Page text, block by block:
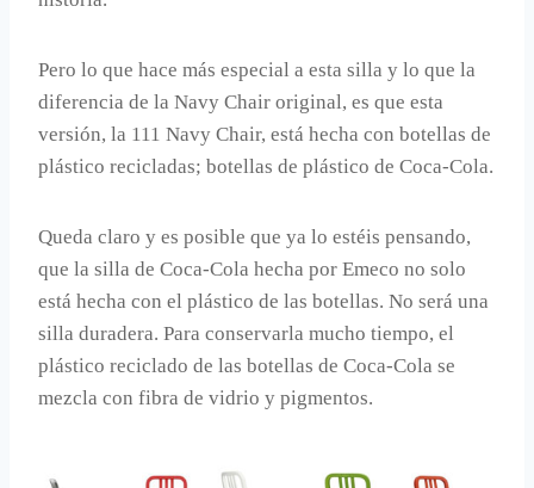
Pero lo que hace más especial a esta silla y lo que la
diferencia de la Navy Chair original, es que esta
versión, la 111 Navy Chair, está hecha con botellas de
plástico recicladas; botellas de plástico de Coca-Cola.
Queda claro y es posible que ya lo estéis pensando,
que la silla de Coca-Cola hecha por Emeco no solo
está hecha con el plástico de las botellas. No será una
silla duradera. Para conservarla mucho tiempo, el
plástico reciclado de las botellas de Coca-Cola se
mezcla con fibra de vidrio y pigmentos.